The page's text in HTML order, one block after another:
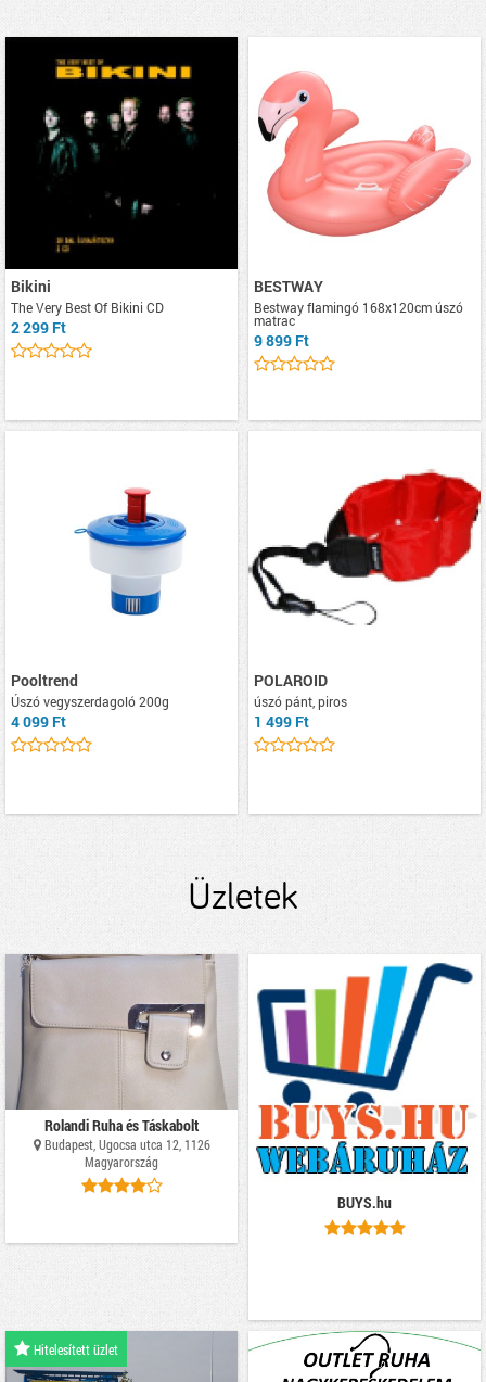
Bikini
The Very Best Of Bikini CD
2 299 Ft
BESTWAY
Bestway flamingó 168x120cm úszó
matrac
9 899 Ft
Pooltrend
Úszó vegyszerdagoló 200g
4 099 Ft
POLAROID
úszó pánt, piros
1 499 Ft
Üzletek
Rolandi Ruha és Táskabolt
Budapest, Ugocsa utca 12, 1126
Magyarország
BUYS.hu
Hitelesített üzlet